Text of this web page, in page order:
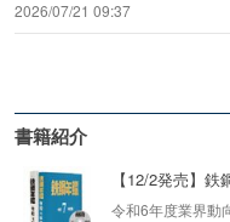
2026/07/21 09:37
書籍紹介
【12/2発売】
令和6年度業界動